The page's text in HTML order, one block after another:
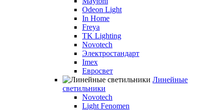
Odeon Light
In Home
Freya
TK Lighting
Novotech
Электростандарт
Imex
Евросвет
Линейные
светильники
Novotech
Light Fenomen